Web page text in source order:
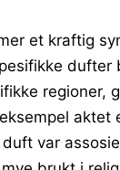
et kraftig
dufter
regioner,
aktet
var